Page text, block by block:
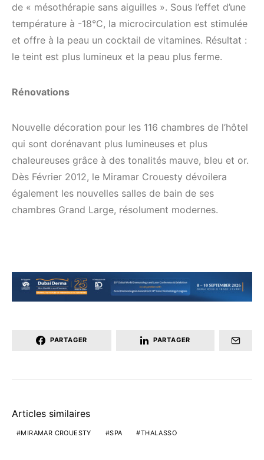
de « mésothérapie sans aiguilles ». Sous l’effet d’une
température à -18°C, la microcirculation est stimulée
et offre à la peau un cocktail de vitamines. Résultat :
le teint est plus lumineux et la peau plus ferme.
Rénovations
Nouvelle décoration pour les 116 chambres de l’hôtel
qui sont dorénavant plus lumineuses et plus
chaleureuses grâce à des tonalités mauve, bleu et or.
Dès Février 2012, le Miramar Crouesty dévoilera
également les nouvelles salles de bain de ses
chambres Grand Large, résolument modernes.
PARTAGER PARTAGER
Articles similaires
MIRAMAR CROUESTY SPA THALASSO